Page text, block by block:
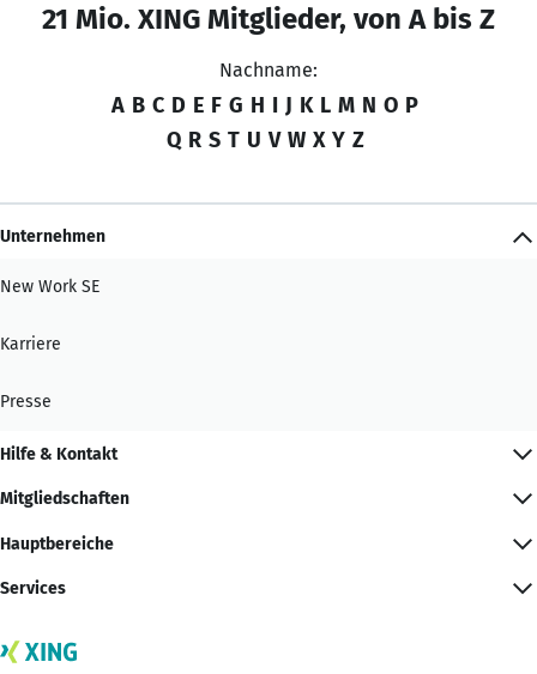
21 Mio. XING Mitglieder, von A bis Z
Nachname:
A B C D E F G H I J K L M N O P
Q R S T U V W X Y Z
Unternehmen
New Work SE
Karriere
Presse
Hilfe & Kontakt
Mitgliedschaften
Hauptbereiche
Services